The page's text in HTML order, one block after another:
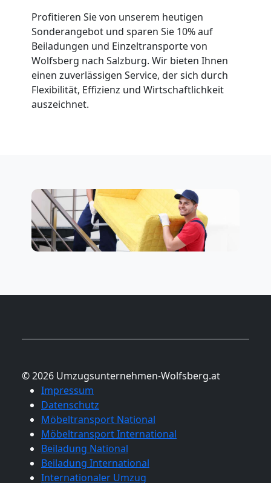
Profitieren Sie von unserem heutigen
Sonderangebot und sparen Sie 10% auf
Beiladungen und Einzeltransporte von
Wolfsberg nach Salzburg. Wir bieten Ihnen
einen zuverlässigen Service, der sich durch
Flexibilität, Effizienz und Wirtschaftlichkeit
auszeichnet.
© 2026 Umzugsunternehmen-Wolfsberg.at
Impressum
Datenschutz
Möbeltransport National
Möbeltransport International
Beiladung National
Beiladung International
Internationaler Umzug